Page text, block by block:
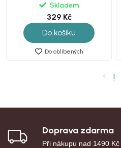
Skladem
329 Kč
Do košíku
Do oblíbených
1
Doprava zdarma
Při nákupu nad 1490